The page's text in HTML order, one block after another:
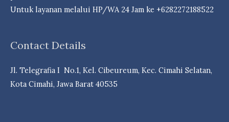
TAHUN
PERADI
BANDUNG
BEKERJASAMA
Untuk layanan melalui HP/WA 24 Jam ke +6282272188522
Contact Details
Jl. Telegrafia I No.1, Kel. Cibeureum, Kec. Cimahi Selatan,
Kota Cimahi, Jawa Barat 40535